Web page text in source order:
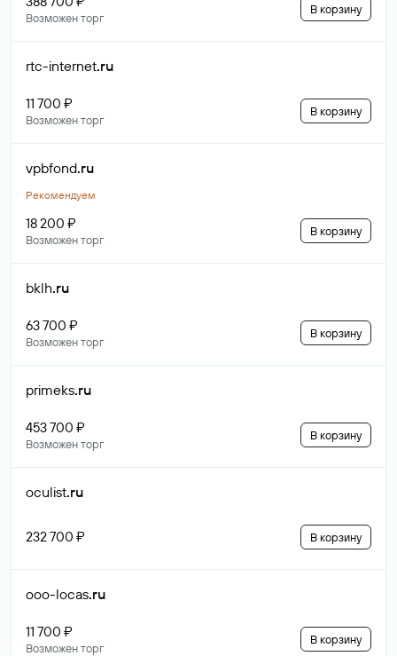
Возможен торг
В корзину
rtc-internet.ru
11 700 ₽
Возможен торг
В корзину
vpbfond.ru
Рекомендуем
18 200 ₽
Возможен торг
В корзину
bklh.ru
63 700 ₽
Возможен торг
В корзину
primeks.ru
453 700 ₽
Возможен торг
В корзину
oculist.ru
232 700 ₽ В корзину
ooo-locas.ru
11 700 ₽
Возможен торг
В корзину